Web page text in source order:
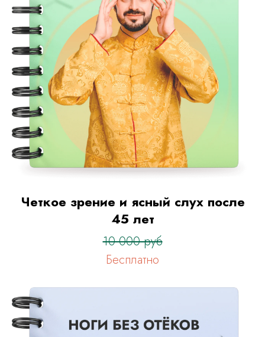
Четкое зрение и ясный слух после
45 лет
10 000 руб
Бесплатно